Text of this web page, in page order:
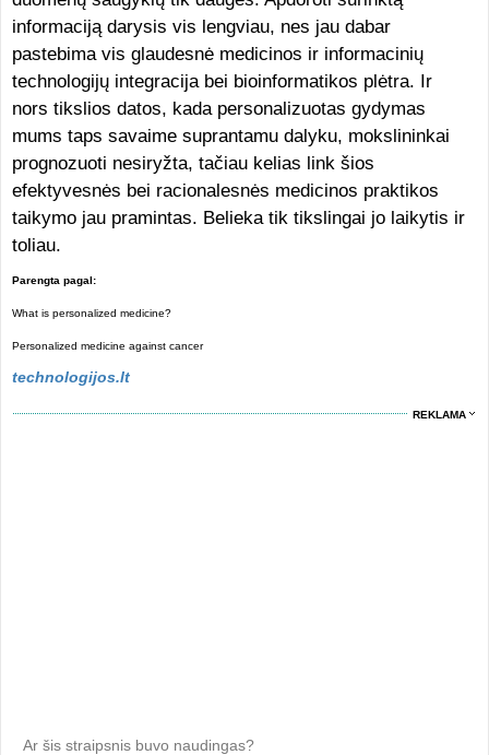
informaciją darysis vis lengviau, nes jau dabar
pastebima vis glaudesnė medicinos ir informacinių
technologijų integracija bei bioinformatikos plėtra. Ir
nors tikslios datos, kada personalizuotas gydymas
mums taps savaime suprantamu dalyku, mokslininkai
prognozuoti nesiryžta, tačiau kelias link šios
efektyvesnės bei racionalesnės medicinos praktikos
taikymo jau pramintas. Belieka tik tikslingai jo laikytis ir
toliau.
Parengta pagal:
What is personalized medicine?
Personalized medicine against cancer
technologijos.lt
REKLAMA
Ar šis straipsnis buvo naudingas?